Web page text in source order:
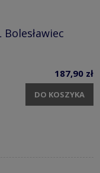
187,90 zł
DO KOSZYKA